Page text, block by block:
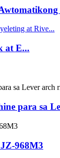
at E...
para sa
968M3